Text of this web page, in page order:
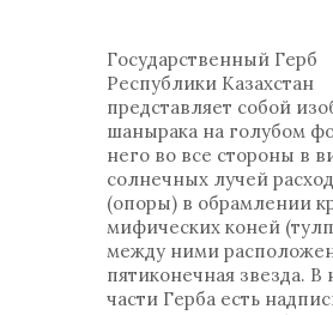
Государственный Герб
Республики Казахстан
представляет собой
шанырака на голубом
него во все стороны в
солнечных лучей
(опоры) в обрамлении
мифических коней
между ними
пятиконечная звезда.
части Герба есть